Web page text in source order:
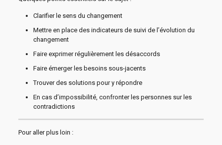
Clarifier le sens du changement
Mettre en place des indicateurs de suivi de l’évolution du
changement
Faire exprimer régulièrement les désaccords
Faire émerger les besoins sous-jacents
Trouver des solutions pour y répondre
En cas d’impossibilité, confronter les personnes sur les
contradictions
Pour aller plus loin :